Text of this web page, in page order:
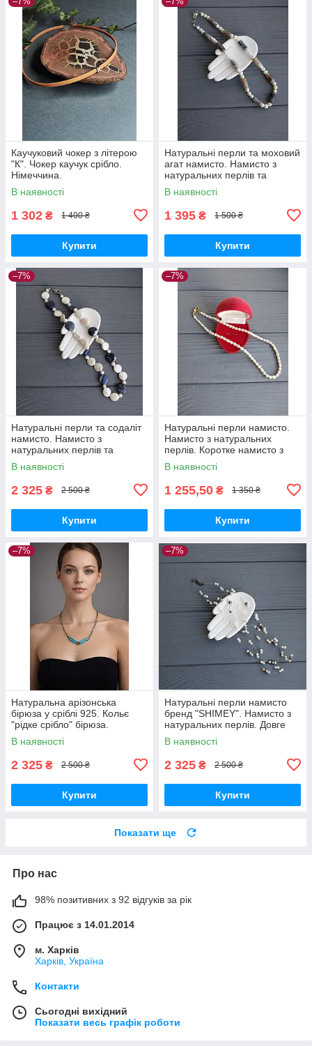
Каучуковий чокер з літерою
"К". Чокер каучук срібло.
Німеччина.
В наявності
1 302 ₴ 1 400 ₴
Купити
Натуральні перли та моховий
агат намисто. Намисто з
натуральних перлів та
мохового агату. Німеччина!
В наявності
1 395 ₴ 1 500 ₴
Купити
–7%
Натуральні перли та содаліт
намисто. Намисто з
натуральних перлів та
содаліту. Перлина та содаліт.
Німеччина!
В наявності
2 325 ₴ 2 500 ₴
Купити
–7%
Натуральні перли намисто.
Намисто з натуральних
перлів. Коротке намисто з
перлів. Кольє з перлів.
Німеччина!
В наявності
1 255,50 ₴ 1 350 ₴
Купити
–7%
Натуральна арізонська
бірюза у сріблі 925. Кольє
"рідке срібло" бірюза.
Німеччина!
В наявності
2 325 ₴ 2 500 ₴
Купити
–7%
Натуральні перли намисто
бренд "SHIMEY". Намисто з
натуральних перлів. Довге
намисто з перлів. Кольє з
перлів.
В наявності
2 325 ₴ 2 500 ₴
Купити
Показати ще
Про нас
98% позитивних з 92 відгуків за рік
Працює з 14.01.2014
м. Харків
Харків, Україна
Контакти
Сьогодні вихідний
Показати весь графік роботи